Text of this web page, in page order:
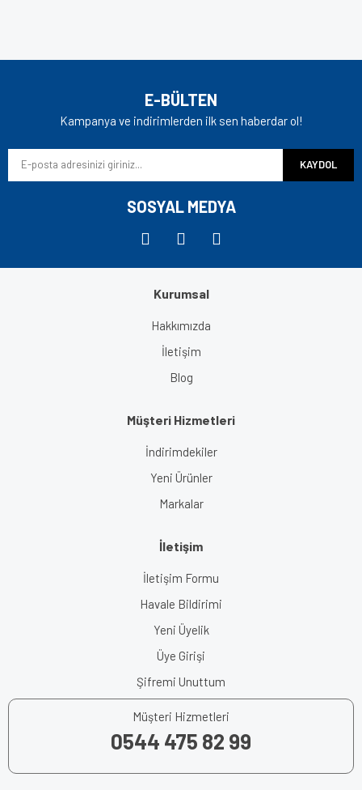
Ürün resmi kalitesiz, bozuk veya görüntülenemiyor.
Ürün açıklamasında eksik bilgiler bulunuyor.
Ürün fiyatı diğer sitelerden daha pahalı.
Gönder
E-BÜLTEN
Kampanya ve indirimlerden ilk sen haberdar ol!
KAYDOL
SOSYAL MEDYA
Kurumsal
Hakkımızda
İletişim
Blog
Müşteri Hizmetleri
İndirimdekiler
Yeni Ürünler
Markalar
İletişim
İletişim Formu
Havale Bildirimi
Yeni Üyelik
Üye Girişi
Şifremi Unuttum
Müşteri Hizmetleri
0544 475 82 99